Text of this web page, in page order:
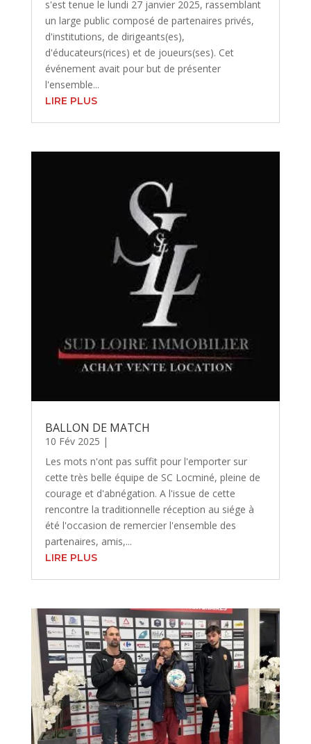
s'est tenue le lundi 27 janvier 2025, rassemblant
un large public composé de partenaires privés,
d'institutions, de dirigeants(es),
d'éducateurs(rices) et de joueurs(ses). Cet
événement avait pour but de présenter
l'ensemble...
LIRE PLUS
BALLON DE MATCH
10 Fév 2025 |
Les mots n'ont pas suffit pour l'emporter sur
cette très belle équipe de SC Locminé, pleine de
courage et d'abnégation. A l'issue de cette
rencontre la traditionnelle réception au siége à
été l'occasion de remercier l'ensemble des
partenaires, amis,...
LIRE PLUS